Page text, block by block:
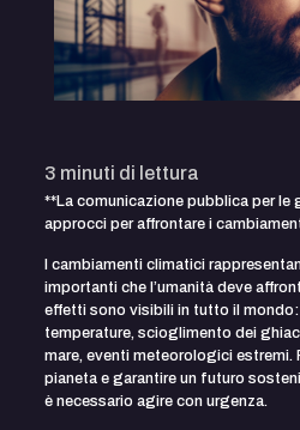
3 minuti di lettura
**La comunicazione pubblica per le
approcci per affrontare i
I cambiamenti climatici
importanti che l’umanità deve
effetti sono visibili in tutto il
temperature, scioglimento dei
mare, eventi meteorologici
pianeta e garantire un futuro
è necessario agire con urgenza.